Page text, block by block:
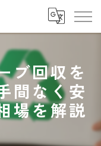
ブ回収を
間なく安
場を解説